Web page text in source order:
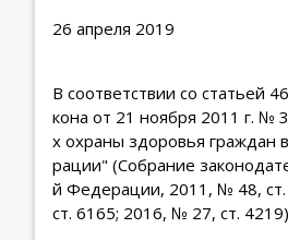
26 апреля 2019
В соответствии со статьей
кона от 21 ноября 2011 г. №
х охраны здоровья граждан
рации" (Собрание
й Федерации, 2011, № 48,
ст. 6165; 2016, № 27, ст.